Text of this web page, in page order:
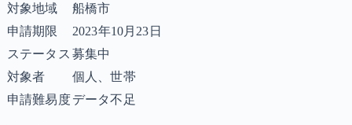
対象地域
船橋市
申請期限
2023年10月23日
ステータス 募集中
対象者
個人、世帯
申請難易度データ不足